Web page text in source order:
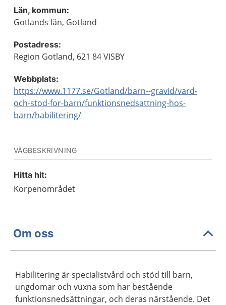
Län, kommun:
Gotlands län, Gotland
Postadress:
Region Gotland, 621 84 VISBY
Webbplats:
https://www.1177.se/Gotland/barn--gravid/vard-
och-stod-for-barn/funktionsnedsattning-hos-
barn/habilitering/
VÄGBESKRIVNING
Hitta hit:
Korpenområdet
Om oss
Habilitering är specialistvård och stöd till barn,
ungdomar och vuxna som har bestående
funktionsnedsättningar, och deras närstående. Det